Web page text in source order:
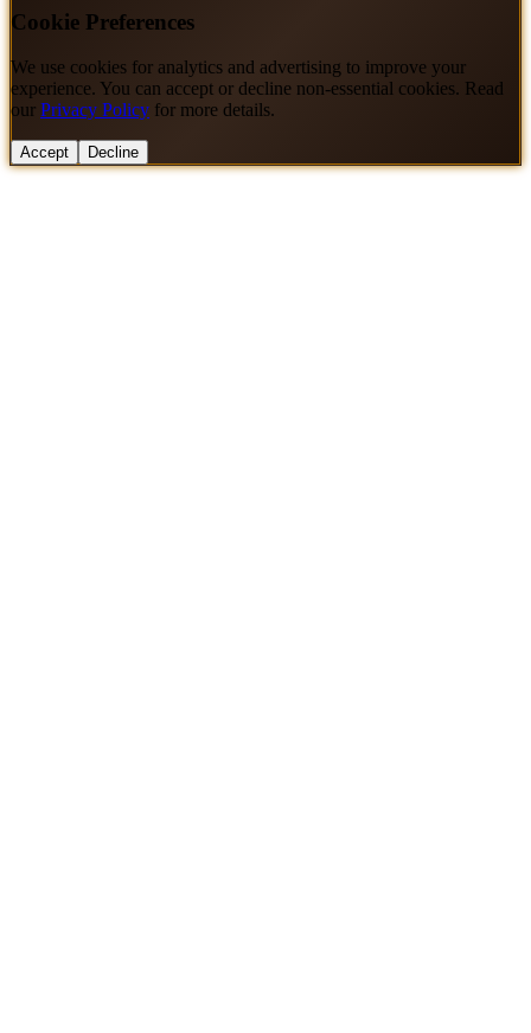
Cookie Preferences
We use cookies for analytics and advertising to improve your
experience. You can accept or decline non-essential cookies. Read
our Privacy Policy for more details.
Accept Decline